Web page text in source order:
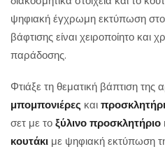
ψηφιακή έγχρωμη εκτύπωση στο
βάφτισης είναι χειροποίητο και
παράδοσης.
Φτιάξε τη θεματική βάπτιση της
μπομπονιέρες και
σετ με το ξύλινο προσκλητήριο
κουτάκι με ψηφιακή εκτύπωση